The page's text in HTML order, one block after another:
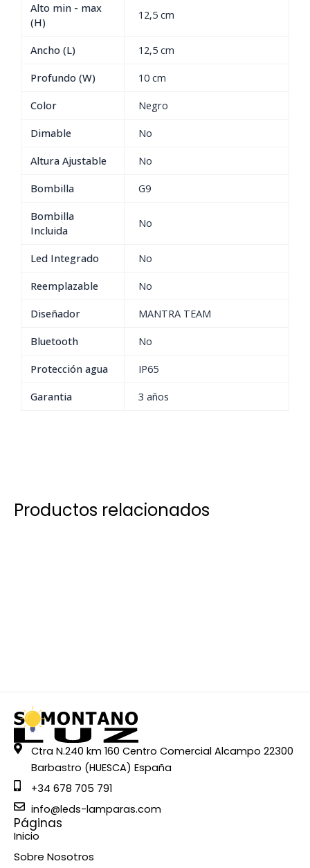
Alto min - max
(H)
12,5 cm
Ancho (L)
12,5 cm
Profundo (W)
10 cm
Color
Negro
Dimable
No
Altura Ajustable
No
Bombilla
G9
Bombilla
Incluida
No
Led Integrado
No
Reemplazable
No
Diseñador
MANTRA TEAM
Bluetooth
No
Protección agua
IP65
Garantia
3 años
Productos relacionados
Ctra N.240 km 160 Centro Comercial Alcampo 22300
Barbastro (HUESCA) España
+34 678 705 791
info@leds-lamparas.com
Páginas
Inicio
Sobre Nosotros